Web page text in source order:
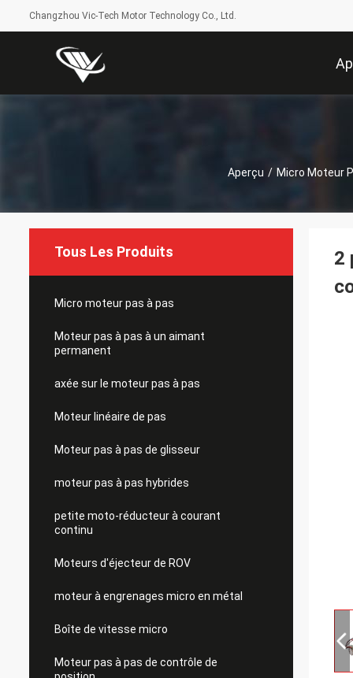
Changzhou Vic-Tech Motor Technology Co., Ltd.
Aperçu / Micro Moteur
Tous Les Produits
Micro moteur pas à pas
Moteur pas à pas à un aimant
permanent
axée sur le moteur pas à pas
Moteur linéaire de pas
Moteur pas à pas de glisseur
moteur pas à pas hybrides
petite moto-réducteur à courant
continu
Moteurs d'éjecteur de ROV
moteur à engrenages micro en métal
Boîte de vitesse micro
Moteur pas à pas de contrôle de
2